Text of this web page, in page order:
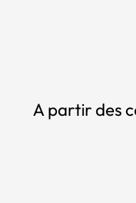
A partir des